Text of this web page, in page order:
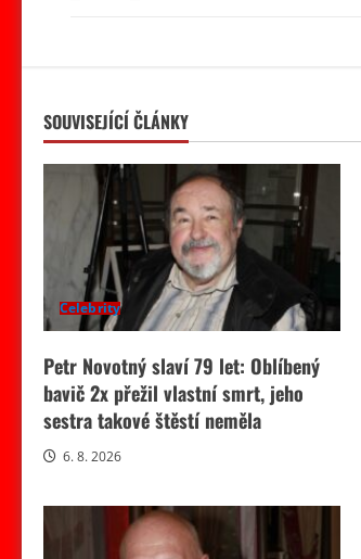
SOUVISEJÍCÍ ČLÁNKY
Celebrity
Petr Novotný slaví 79 let: Oblíbený
bavič 2x přežil vlastní smrt, jeho
sestra takové štěstí neměla
6. 8. 2026